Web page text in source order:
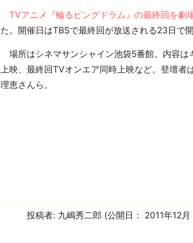
TVアニメ『輪るピングドラム』の最終回を劇
た。開催日はTBSで最終回が放送される23日で
場所はシネマサンシャイン池袋5番館。内容は
上映、最終回TVオンエア同時上映など。登壇者
理恵さんら。
投稿者: 九嶋秀二郎 (公開日： 2011年12